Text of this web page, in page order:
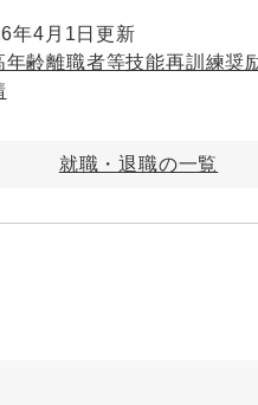
年4月1日更新
年齢離職者等技能再訓練奨
就職・退職の一覧